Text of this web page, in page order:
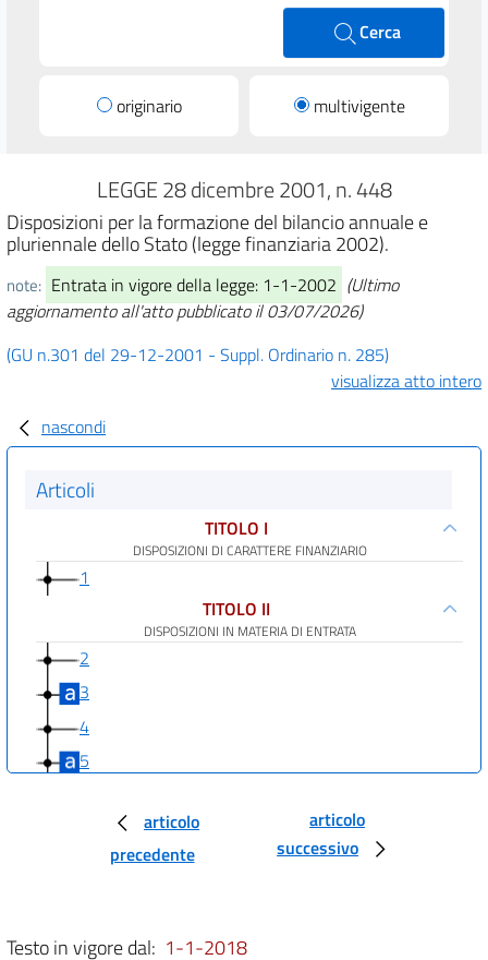
Cerca
originario multivigente
LEGGE 28 dicembre 2001, n. 448
Disposizioni per la formazione del bilancio annuale e
pluriennale dello Stato (legge finanziaria 2002).
note: Entrata in vigore della legge: 1-1-2002 (Ultimo
aggiornamento all'atto pubblicato il 03/07/2026)
(GU n.301 del 29-12-2001 - Suppl. Ordinario n. 285)
visualizza atto intero
nascondi
Articoli
TITOLO I
DISPOSIZIONI DI CARATTERE FINANZIARIO
1
TITOLO II
DISPOSIZIONI IN MATERIA DI ENTRATA
2
3
4
5
articolo
precedente
articolo
successivo
Testo in vigore dal: 1-1-2018